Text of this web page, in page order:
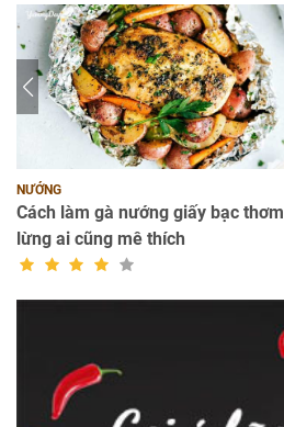
NƯỚNG
Cách làm gà nướng giấy bạc thơm
lừng ai cũng mê thích